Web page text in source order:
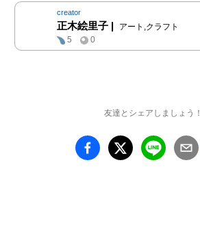
creator
正木絵里子 |
アート,クラフト
5
0
友達とシェアしましょう！